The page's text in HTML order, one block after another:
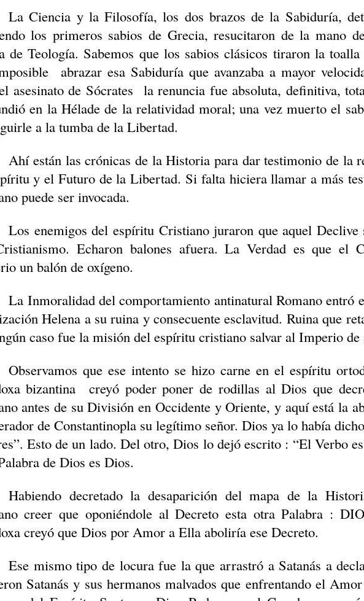
La Ciencia y la Filosofía, los dos brazos de la Sabiduría,
los primeros sabios de Grecia, resucitaron de la mano
de Teología. Sabemos que los sabios clásicos tiraron la
abrazar esa Sabiduría que avanzaba a mayor
asesinato de Sócrates
la renuncia fue absoluta, definitiva,
en la Hélade de la relatividad moral; una vez muerto el
a la tumba de la Libertad.
Ahí están las crónicas de la Historia para dar testimonio de la
y el Futuro de la Libertad. Si falta hiciera llamar a más
puede ser invocada.
Los enemigos del espíritu Cristiano juraron que aquel Declive
Echaron balones afuera. La Verdad es que el
un balón de oxígeno.
La Inmoralidad del comportamiento antinatural Romano entró
Helena a su ruina y consecuente esclavitud. Ruina que
caso fue la misión del espíritu cristiano salvar al Imperio de
Observamos que ese intento se hizo carne en el espíritu
bizantina
creyó poder poner de rodillas al Dios que
antes de su División en Occidente y Oriente, y aquí está la
de Constantinopla su legítimo señor. Dios ya lo había
Esto de un lado. Del otro, Dios lo dejó escrito : “El Verbo
de Dios es Dios.
Habiendo decretado la desaparición del mapa de la
creer que oponiéndole al Decreto esta otra Palabra :
creyó que Dios por Amor a Ella aboliría ese Decreto.
Ese mismo tipo de locura fue la que arrastró a Satanás a
Satanás y sus hermanos malvados que enfrentando el